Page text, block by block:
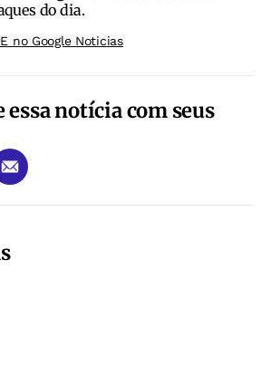
do dia.
no Google Noticias
notícia com seus